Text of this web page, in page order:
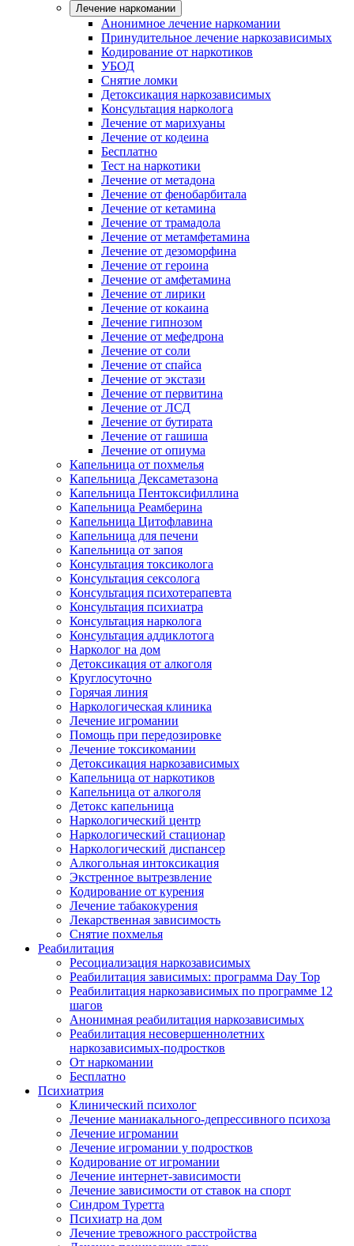
Лечение наркомании
Анонимное лечение наркомании
Принудительное лечение наркозависимых
Кодирование от наркотиков
УБОД
Снятие ломки
Детоксикация наркозависимых
Консультация нарколога
Лечение от марихуаны
Лечение от кодеина
Бесплатно
Тест на наркотики
Лечение от метадона
Лечение от фенобарбитала
Лечение от кетамина
Лечение от трамадола
Лечение от метамфетамина
Лечение от дезоморфина
Лечение от героина
Лечение от амфетамина
Лечение от лирики
Лечение от кокаина
Лечение гипнозом
Лечение от мефедрона
Лечение от соли
Лечение от спайса
Лечение от экстази
Лечение от первитина
Лечение от ЛСД
Лечение от бутирата
Лечение от гашиша
Лечение от опиума
Капельница от похмелья
Капельница Дексаметазона
Капельница Пентоксифиллина
Капельница Реамберина
Капельница Цитофлавина
Капельница для печени
Капельница от запоя
Консультация токсиколога
Консультация сексолога
Консультация психотерапевта
Консультация психиатра
Консультация нарколога
Консультация аддиклотога
Нарколог на дом
Детоксикация от алкоголя
Круглосуточно
Горячая линия
Наркологическая клиника
Лечение игромании
Помощь при передозировке
Лечение токсикомании
Детоксикация наркозависимых
Капельница от наркотиков
Капельница от алкоголя
Детокс капельница
Наркологический центр
Наркологический стационар
Наркологический диспансер
Алкогольная интоксикация
Экстренное вытрезвление
Кодирование от курения
Лечение табакокурения
Лекарственная зависимость
Снятие похмелья
Реабилитация
Ресоциализация наркозависимых
Реабилитация зависимых: программа Day Top
Реабилитация наркозависимых по программе 12
шагов
Анонимная реабилитация наркозависимых
Реабилитация несовершеннолетних
наркозависимых-подростков
От наркомании
Бесплатно
Психиатрия
Клинический психолог
Лечение маниакального-депрессивного психоза
Лечение игромании
Лечение игромании у подростков
Кодирование от игромании
Лечение интернет-зависимости
Лечение зависимости от ставок на спорт
Синдром Туретта
Психиатр на дом
Лечение тревожного расстройства